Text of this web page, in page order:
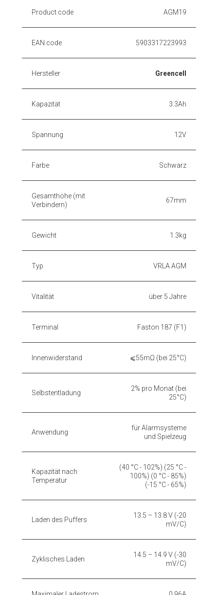
Product code AGM19
EAN code 5903317223993
Hersteller Greencell
Kapazität 3.3Ah
Spannung 12V
Farbe Schwarz
Gesamthöhe (mit
Verbindern)
67mm
Gewicht 1.3kg
Typ VRLA AGM
Vitalität über 5 Jahre
Terminal Faston 187 (F1)
Innenwiderstand ⩽55mΩ (bei 25°C)
Selbstentladung
2% pro Monat (bei
25°C)
Anwendung
für Alarmsysteme
und Spielzeug
Kapazität nach
Temperatur
(40 °C - 102%) (25 °C -
100%) (0 °C - 85%)
(-15 °C - 65%)
Laden des Puffers
13.5 – 13.8 V (-20
mV/C)
Zyklisches Laden
14.5 – 14.9 V (-30
mV/C)